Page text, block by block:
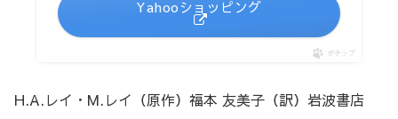
Yahooショッピング
ポチップ
H.A.レイ・M.レイ（原作）福本 友美子（訳）岩波書店